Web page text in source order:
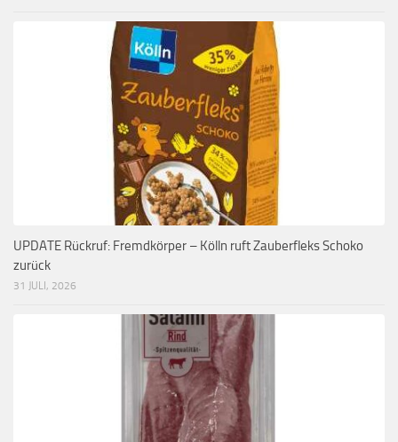
UPDATE Rückruf: Fremdkörper – Kölln ruft Zauberfleks Schoko
zurück
31 JULI, 2026